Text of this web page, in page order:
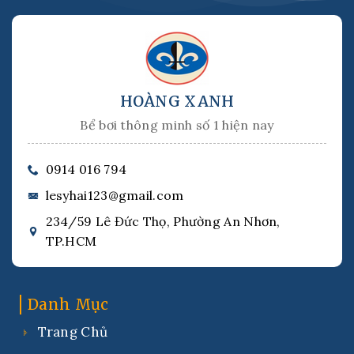
HOÀNG XANH
Bể bơi thông minh số 1 hiện nay
0914 016 794
lesyhai123@gmail.com
234/59 Lê Đức Thọ, Phường An Nhơn,
TP.HCM
Danh Mục
Trang Chủ